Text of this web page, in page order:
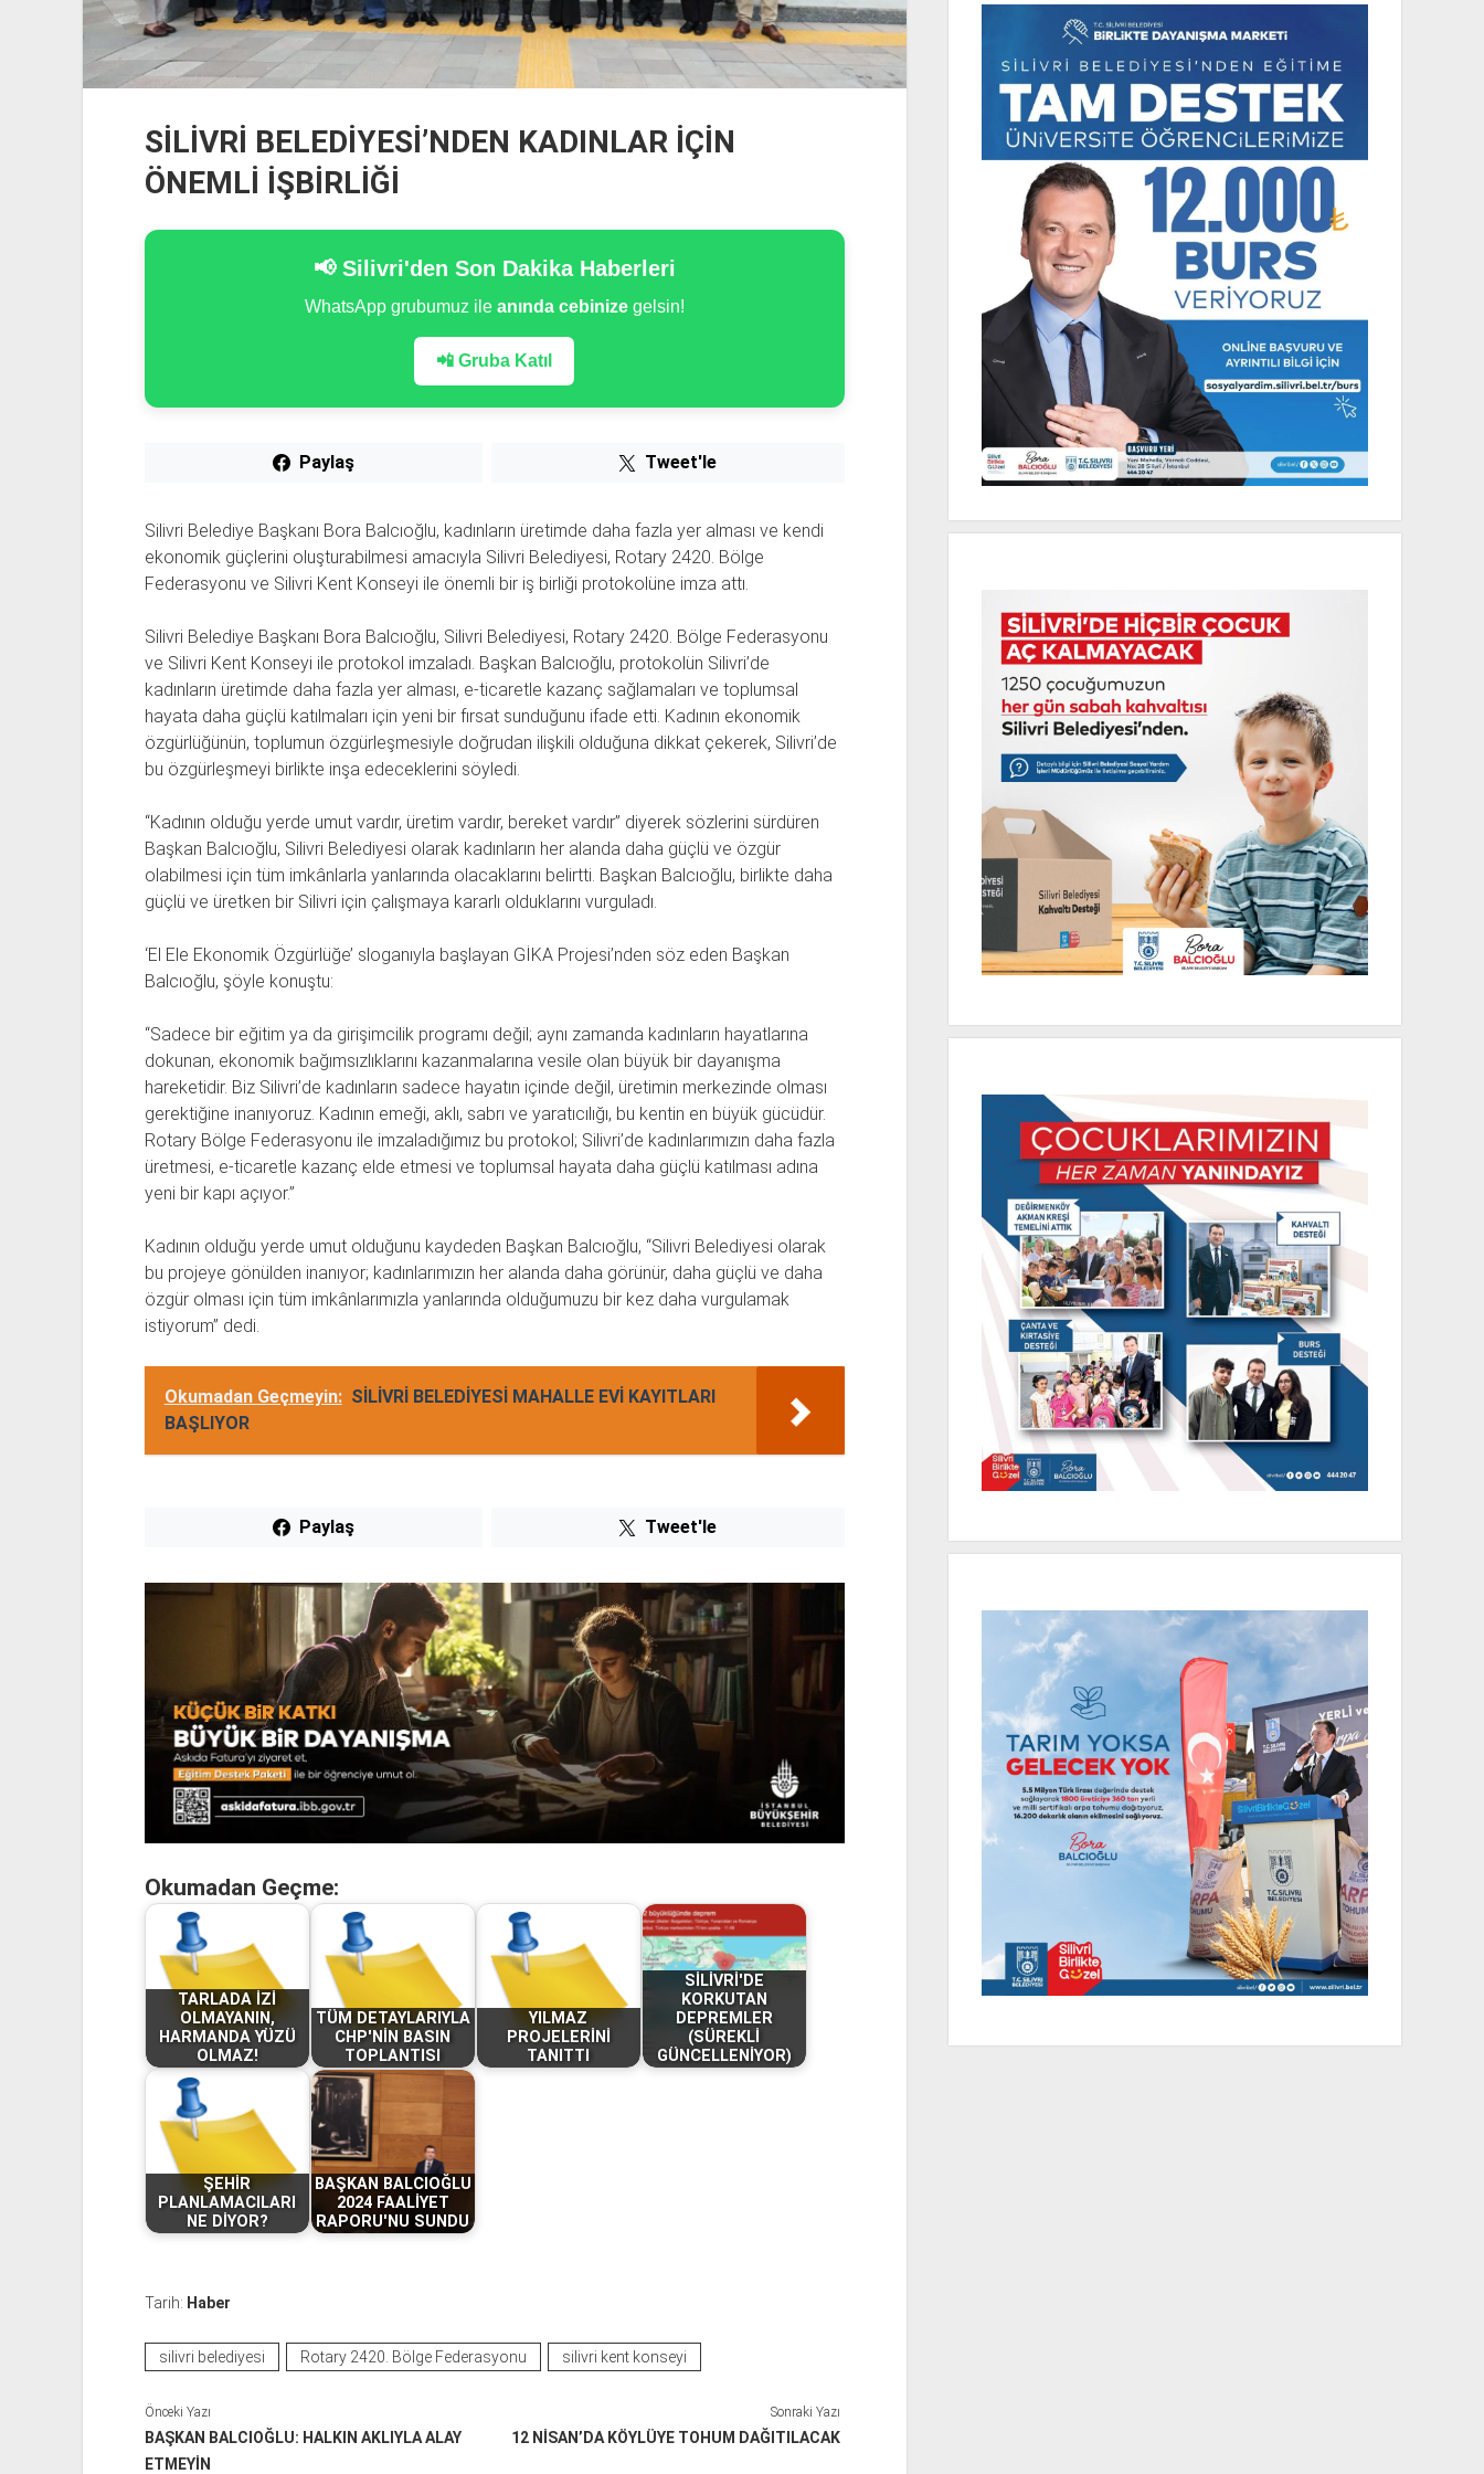
SİLİVRİ BELEDİYESİ’NDEN KADINLAR İÇİN
ÖNEMLİ İŞBİRLİĞİ
📢 Silivri'den Son Dakika Haberleri
WhatsApp grubumuz ile anında cebinizegelsin!
📲 Gruba Katıl
Paylaş Tweet'le
Silivri Belediye Başkanı Bora Balcıoğlu, kadınların üretimde daha fazla yer alması ve kendi
ekonomik güçlerini oluşturabilmesi amacıyla Silivri Belediyesi, Rotary 2420. Bölge
Federasyonu ve Silivri Kent Konseyi ile önemli bir iş birliği protokolüne imza attı.
Silivri Belediye Başkanı Bora Balcıoğlu, Silivri Belediyesi, Rotary 2420. Bölge Federasyonu
ve Silivri Kent Konseyi ile protokol imzaladı. Başkan Balcıoğlu, protokolün Silivri’de
kadınların üretimde daha fazla yer alması, e-ticaretle kazanç sağlamaları ve toplumsal
hayata daha güçlü katılmaları için yeni bir fırsat sunduğunu ifade etti. Kadının ekonomik
özgürlüğünün, toplumun özgürleşmesiyle doğrudan ilişkili olduğuna dikkat çekerek, Silivri’de
bu özgürleşmeyi birlikte inşa edeceklerini söyledi.
“Kadının olduğu yerde umut vardır, üretim vardır, bereket vardır” diyerek sözlerini sürdüren
Başkan Balcıoğlu, Silivri Belediyesi olarak kadınların her alanda daha güçlü ve özgür
olabilmesi için tüm imkânlarla yanlarında olacaklarını belirtti. Başkan Balcıoğlu, birlikte daha
güçlü ve üretken bir Silivri için çalışmaya kararlı olduklarını vurguladı.
‘El Ele Ekonomik Özgürlüğe’ sloganıyla başlayan GİKA Projesi’nden söz eden Başkan
Balcıoğlu, şöyle konuştu:
“Sadece bir eğitim ya da girişimcilik programı değil; aynı zamanda kadınların hayatlarına
dokunan, ekonomik bağımsızlıklarını kazanmalarına vesile olan büyük bir dayanışma
hareketidir. Biz Silivri’de kadınların sadece hayatın içinde değil, üretimin merkezinde olması
gerektiğine inanıyoruz. Kadının emeği, aklı, sabrı ve yaratıcılığı, bu kentin en büyük gücüdür.
Rotary Bölge Federasyonu ile imzaladığımız bu protokol; Silivri’de kadınlarımızın daha fazla
üretmesi, e-ticaretle kazanç elde etmesi ve toplumsal hayata daha güçlü katılması adına
yeni bir kapı açıyor.”
Kadının olduğu yerde umut olduğunu kaydeden Başkan Balcıoğlu, “Silivri Belediyesi olarak
bu projeye gönülden inanıyor; kadınlarımızın her alanda daha görünür, daha güçlü ve daha
özgür olması için tüm imkânlarımızla yanlarında olduğumuzu bir kez daha vurgulamak
istiyorum” dedi.
Okumadan Geçmeyin: SİLİVRİ BELEDİYESİ MAHALLE EVİ KAYITLARI
BAŞLIYOR
Paylaş Tweet'le
Okumadan Geçme:
TARLADA İZİ
OLMAYANIN,
HARMANDA YÜZÜ
OLMAZ!
TÜM DETAYLARIYLA
CHP'NİN BASIN
TOPLANTISI
YILMAZ
PROJELERİNİ
TANITTI
SİLİVRİ'DE
KORKUTAN
DEPREMLER
(SÜREKLİ
GÜNCELLENİYOR)
ŞEHİR
PLANLAMACILARI
NE DİYOR?
BAŞKAN BALCIOĞLU
2024 FAALİYET
RAPORU'NU SUNDU
Tarih: Haber
silivri belediyesi Rotary 2420. Bölge Federasyonu silivri kent konseyi
Önceki Yazı
BAŞKAN BALCIOĞLU: HALKIN AKLIYLA ALAY
ETMEYİN
Sonraki Yazı
12 NİSAN’DA KÖYLÜYE TOHUM DAĞITILACAK